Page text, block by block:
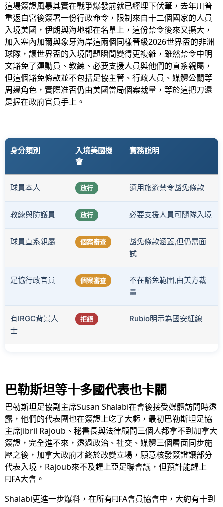
這場簽證風暴其實在戰爭爆發前就已經埋下伏筆，去年川普
重返白宮後簽署一份行政命令，限制來自十二個國家的人員
入境美國，伊朗與海地都在名單上，這份禁令後來又擴大，
加入塞內加爾與象牙海岸這兩個同樣晉級2026世界盃的非洲
球隊，讓世界盃的入境問題瞬間變得更複雜，雖然禁令中明
文豁免了運動員、教練、必要支援人員與他們的直系親屬，
但這個豁免條款並不包括足協主管、行政人員、媒體公關等
周邊角色，實際准否仍由美國當局個案裁量，等於這把刀還
是握在政府官員手上。
身分類別
入境美國機
會
實務說明
球員本人 放行 適用旅遊禁令豁免條款
教練與防護員 放行 必要支援人員可隨隊入境
球員直系親屬 個案審查
豁免條款涵蓋,但仍需面
試
足協行政官員 個案審查
不在豁免範圍,由美方裁
量
有IRGC背景人
士
拒絕 Rubio明示為國安紅線
巴勒斯坦等十多國代表也卡關
巴勒斯坦足協副主席Susan Shalabi在會後接受媒體訪問時透
露，他們的代表團也在簽證上吃了大虧，最初巴勒斯坦足協
主席Jibril Rajoub、秘書長與法律顧問三個人都拿不到加拿大
簽證，完全進不來，透過政治、社交、媒體三個層面同步施
壓之後，加拿大政府才終於改變立場，願意核發簽證讓部分
代表入境，Rajoub來不及趕上亞足聯會議，但預計能趕上
FIFA大會。
Shalabi更進一步爆料，在所有FIFA會員協會中，大約有十到